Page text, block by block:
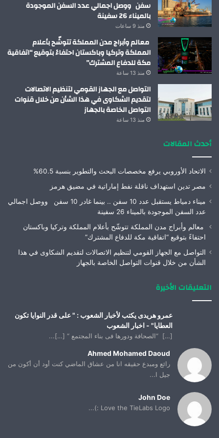
سفن ووصل اجمالي عدد السفن الموجودة
بالميناء 26 سفينة
منذ 9 ساعات
معالم وأبراج مدن المملكة تتوشّح بأعلام
المملكة وتركيا وباكستان احتفاءً بتوقيع “اتفاقية
مكة للدفاع المشترك”
منذ 13 ساعة
التواصل مع الجهاز القومي لتنظيم الاتصالات
لتقديم الشكاوى في هذا الشأن من خلال قنوات
التواصل الخاصة بالجهاز
منذ 13 ساعة
أحدث المقالات
الاتحاد الأوروبي يرفع مخصصات البحث والتطوير بنسبة 60.5%
مصر تدين استهداف ناقلة نفط إماراتية في مضيق هرمز
ميناء دمياط يستقبل عدد 10 سفن .. بينما غادر 10 سفن ووصل اجمالي
عدد السفن الموجودة بالميناء 26 سفينة
معالم وأبراج مدن المملكة تتوشّح بأعلام المملكة وتركيا وباكستان
احتفاءً بتوقيع “اتفاقية مكة للدفاع المشترك”
التواصل مع الجهاز القومي لتنظيم الاتصالات لتقديم الشكاوى في هذا
الشأن من خلال قنوات التواصل الخاصة بالجهاز
التعليقات الأخيرة
عمرو هريدى يكتب لأخبار الشعوب : " على قدر النوايا تكون
العطايا" - اخبار الشعوب
[…] “الصحافة ودورها فى بناء المجتمع “ […]...
Ahmed Mohamed Daoud
رائع ومبدع حقيقه انا من عشاق الماضي كنت أود أن أكون من
جيل ا...
John Doe
Love the TieLabs Logo :)...